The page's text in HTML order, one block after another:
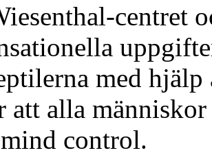
centret
med hjälp
att alla
control.